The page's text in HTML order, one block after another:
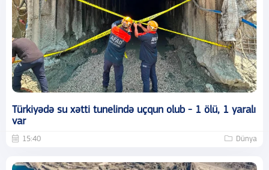
Türkiyədə su xətti tunelində uçqun olub - 1 ölü, 1 yaralı
var
15:40 Dünya